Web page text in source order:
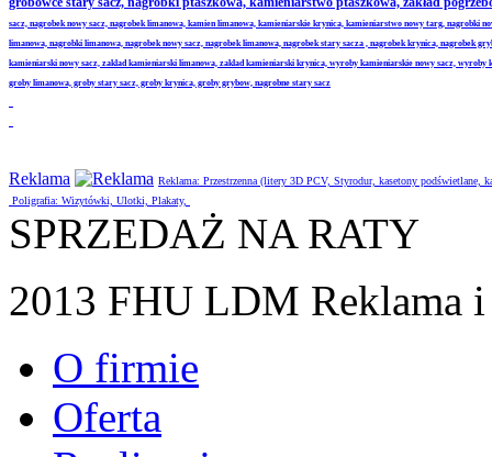
sacz, nagrobek nowy sacz, nagrobek limanowa, kamien limanowa, kamieniarskie krynica, kamieniarstwo nowy targ,
limanowa, nagrobki limanowa, nagrobek nowy sacz, nagrobek limanowa, nagrobek stary sacza , nagrobek krynica, nagrobek
kamieniarski nowy sacz, zaklad kamieniarski limanowa, zaklad kamieniarski krynica, wyroby kamieniarskie nowy sacz,
groby limanowa, groby stary sacz, groby krynica, groby grybow, nagrobne stary sacz
Reklama
Reklama: Przestrzenna (litery 3D PCV, Styrodur, kasetony
Poligrafia: Wizytówki, Ulotki, Plakaty,
SPRZEDAŻ NA RATY
2013 FHU LDM Reklama
O firmie
Oferta